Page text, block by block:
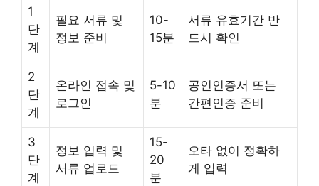
1
단
계
필요 서류 및
정보 준비
10-
15분
서류 유효기간 반
드시 확인
2
단
계
온라인 접속 및
로그인
5-10
분
공인인증서 또는
간편인증 준비
3
단
계
정보 입력 및
서류 업로드
15-
20
분
오타 없이 정확하
게 입력